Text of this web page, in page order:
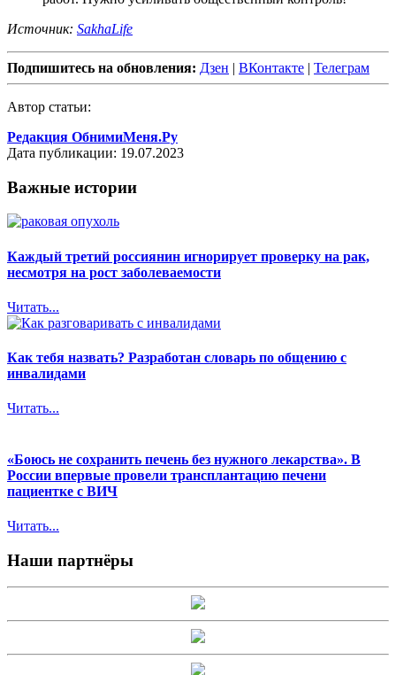
Источник: SakhaLife
Подпишитесь на обновления: Дзен | ВКонтакте | Телеграм
Автор статьи:
Редакция ОбнимиМеня.Ру
Дата публикации: 19.07.2023
Важные истории
Каждый третий россиянин игнорирует проверку на рак,
несмотря на рост заболеваемости
Читать...
Как тебя назвать? Разработан словарь по общению с
инвалидами
Читать...
«Боюсь не сохранить печень без нужного лекарства». В
России впервые провели трансплантацию печени
пациентке с ВИЧ
Читать...
Наши партнёры